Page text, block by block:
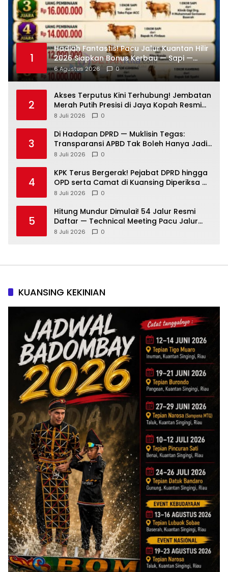
1
Hadiah Fantastis! Pacu Jalur Kuantan Hilir
2026 Siapkan Bonus Kerbau — Sapi —
Kambing dan Puluhan Juta Rupiah
6 Agustus 2026 0
2
Akses Terputus Kini Terhubung! Jembatan
Merah Putih Presisi di Jaya Kopah Resmi
Berdiri — Polri Buktikan Pembangunan Tak
8 Juli 2026 0
3
Di Hadapan DPRD — Muklisin Tegas:
Transparansi APBD Tak Boleh Hanya Jadi
Slogan!
8 Juli 2026 0
4
KPK Terus Bergerak! Pejabat DPRD hingga
OPD serta Camat di Kuansing Diperiksa —
Suasana Kian Memanas!
8 Juli 2026 0
5
Hitung Mundur Dimulai! 54 Jalur Resmi
Daftar — Technical Meeting Pacu Jalur
Rayon III Benai Digelar Besok
8 Juli 2026 0
KUANSING KEKINIAN